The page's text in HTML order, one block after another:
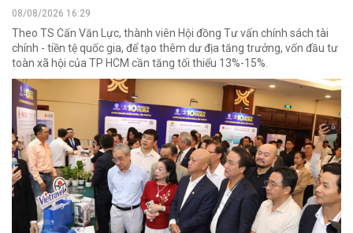
08/08/2026 16:29
Theo TS Cấn Văn Lực, thành viên Hội đồng Tư vấn chính sách tài
chính - tiền tệ quốc gia, để tạo thêm dư địa tăng trưởng, vốn đầu tư
toàn xã hội của TP HCM cần tăng tối thiểu 13%-15%.